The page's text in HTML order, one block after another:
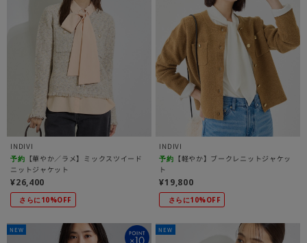
INDIVI
予約 【華やか／ラメ】ミックスツイード
ニットジャケット
¥26,400
さらに10%OFF
INDIVI
予約 【軽やか】ブークレニットジャケッ
ト
¥19,800
さらに10%OFF
NEW NEW